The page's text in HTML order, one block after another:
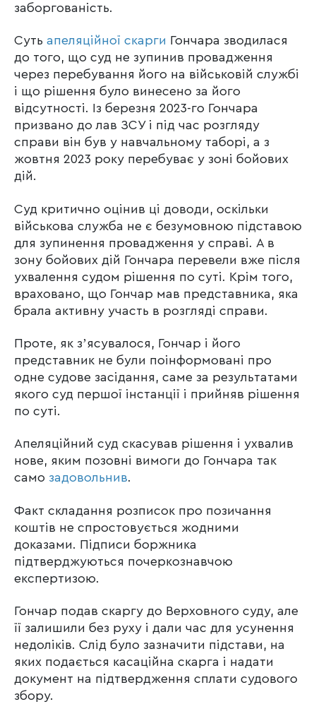
заборгованість.
Суть апеляційної скарги Гончара зводилася
до того, що суд не зупинив провадження
через перебування його на військовій службі
і що рішення було винесено за його
відсутності. Із березня 2023-го Гончара
призвано до лав ЗСУ і під час розгляду
справи він був у навчальному таборі, а з
жовтня 2023 року перебуває у зоні бойових
дій.
Суд критично оцінив ці доводи, оскільки
військова служба не є безумовною підставою
для зупинення провадження у справі. А в
зону бойових дій Гончара перевели вже після
ухвалення судом рішення по суті. Крім того,
враховано, що Гончар мав представника, яка
брала активну участь в розгляді справи.
Проте, як зʼясувалося, Гончар і його
представник не були поінформовані про
одне судове засідання, саме за результатами
якого суд першої інстанції і прийняв рішення
по суті.
Апеляційний суд скасував рішення і ухвалив
нове, яким позовні вимоги до Гончара так
само задовольнив.
Факт складання розписок про позичання
коштів не спростовується жодними
доказами. Підписи боржника
підтверджуються почеркознавчою
експертизою.
Гончар подав скаргу до Верховного суду, але
її залишили без руху і дали час для усунення
недоліків. Слід було зазначити підстави, на
яких подається касаційна скарга і надати
документ на підтвердження сплати судового
збору.